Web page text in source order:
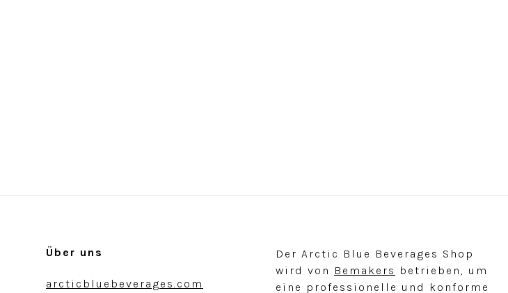
Über uns
arcticbluebeverages.com
Der Arctic Blue Beverages Shop
wird von Bemakers betrieben, um
eine professionelle und konforme